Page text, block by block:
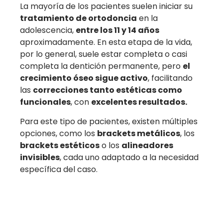
La mayoría de los pacientes suelen iniciar su
tratamiento de ortodoncia en la
adolescencia, entre los 11 y 14 años
aproximadamente. En esta etapa de la vida,
por lo general, suele estar completa o casi
completa la dentición permanente, pero el
crecimiento óseo sigue activo, facilitando
las correcciones tanto estéticas como
funcionales, con excelentes resultados.
Para este tipo de pacientes, existen múltiples
opciones, como los brackets metálicos, los
brackets estéticoso los alineadores
invisibles, cada uno adaptado a la necesidad
específica del caso.